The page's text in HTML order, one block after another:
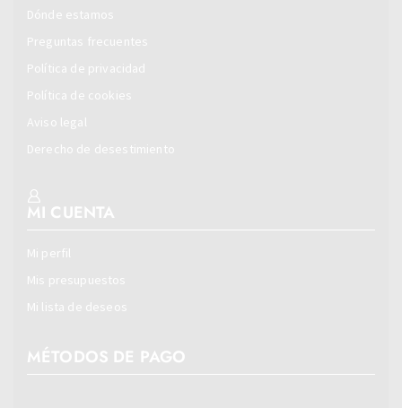
Dónde estamos
Preguntas frecuentes
Política de privacidad
Política de cookies
Aviso legal
Derecho de desestimiento
MI CUENTA
Mi perfil
Mis presupuestos
Mi lista de deseos
MÉTODOS DE PAGO